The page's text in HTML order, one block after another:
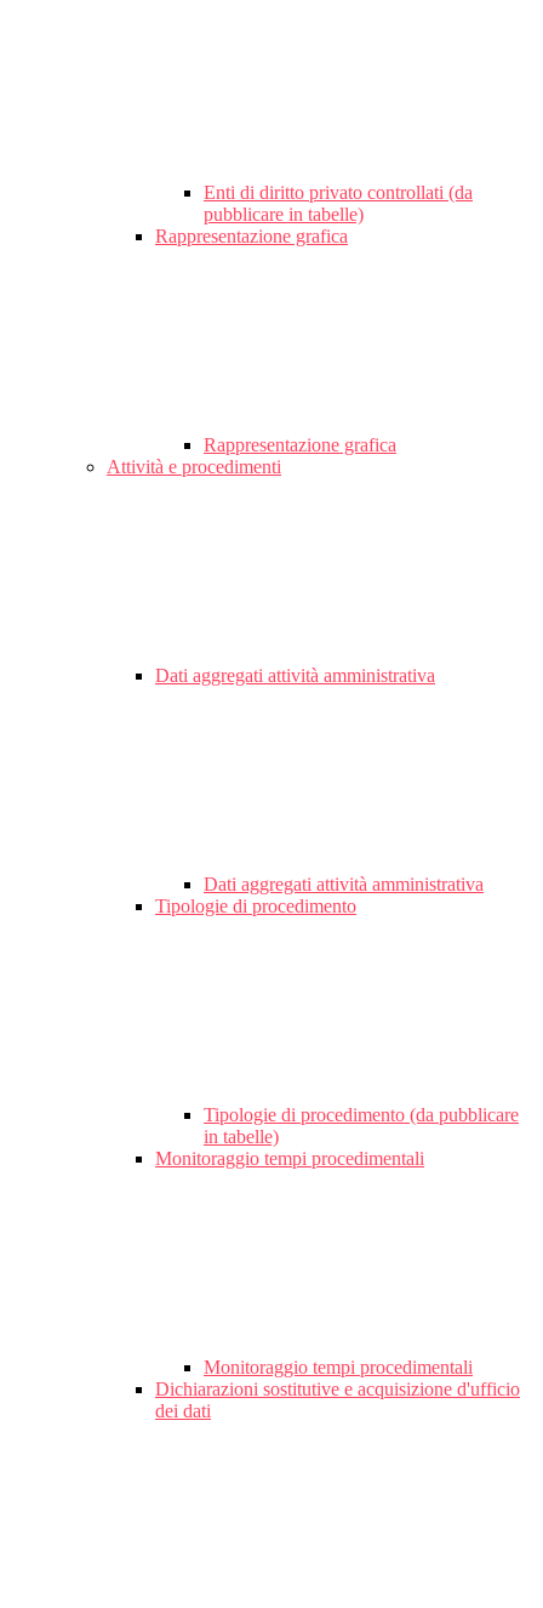
Enti di diritto privato controllati (da
pubblicare in tabelle)
Rappresentazione grafica
Rappresentazione grafica
Attività e procedimenti
Dati aggregati attività amministrativa
Dati aggregati attività amministrativa
Tipologie di procedimento
Tipologie di procedimento (da pubblicare
in tabelle)
Monitoraggio tempi procedimentali
Monitoraggio tempi procedimentali
Dichiarazioni sostitutive e acquisizione d'ufficio
dei dati